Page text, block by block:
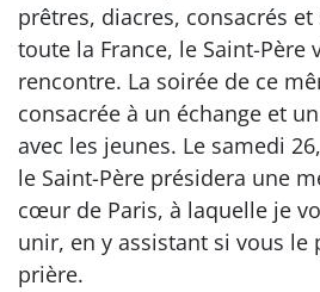
prêtres, diacres, consacrés
toute la France, le Saint-Père
rencontre. La soirée de ce
consacrée à un échange et
avec les jeunes. Le samedi
le Saint-Père présidera une
cœur de Paris, à laquelle je
unir, en y assistant si vous le
prière.